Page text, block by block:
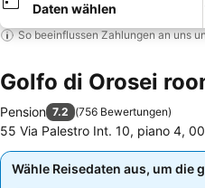
Daten wählen
So beeinflussen Zahlungen an uns
Golfo di Orosei
Pension 7.2 (756 Bewertungen)
55 Via Palestro Int. 10, piano 4,
Wähle Reisedaten aus, um die
Wähle Reisedaten aus, um die